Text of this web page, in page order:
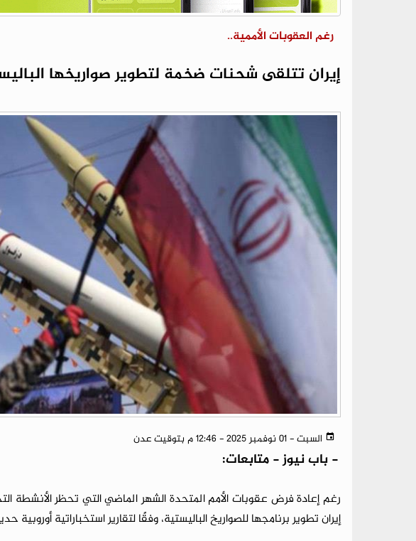
رغم العقوبات الأممية..
إيران تتلقى شحنات ضخمة لتطوير صواريخها
السبت - 01 نوفمبر 2025 - 12:46 م بتوقيت عدن
- باب نيوز - متابعات:
رغم إعادة فرض عقوبات الأمم المتحدة الشهر الماضي التي تحظر الأنشطة
إيران تطوير برنامجها للصواريخ الباليستية، وفقًا لتقارير استخباراتية أوروبية